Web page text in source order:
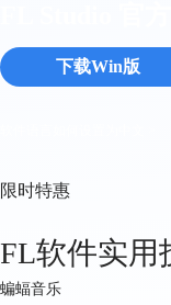
下载Win版
限时特惠
FL软件实用
蝙蝠音乐